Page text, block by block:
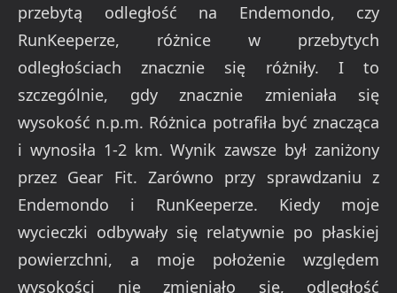
przebytą odległość na Endemondo, czy
RunKeeperze, różnice w przebytych
odległościach znacznie się różniły. I to
szczególnie, gdy znacznie zmieniała się
wysokość n.p.m. Różnica potrafiła być znacząca
i wynosiła 1-2 km. Wynik zawsze był zaniżony
przez Gear Fit. Zarówno przy sprawdzaniu z
Endemondo i RunKeeperze. Kiedy moje
wycieczki odbywały się relatywnie po płaskiej
powierzchni, a moje położenie względem
wysokości nie zmieniało się, odległość